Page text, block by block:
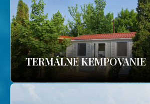
TERMÁLNE KEMPOVANIE